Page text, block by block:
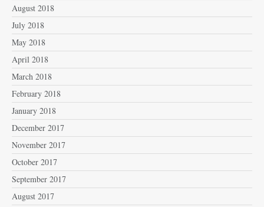
August 2018
July 2018
May 2018
April 2018
March 2018
February 2018
January 2018
December 2017
November 2017
October 2017
September 2017
August 2017